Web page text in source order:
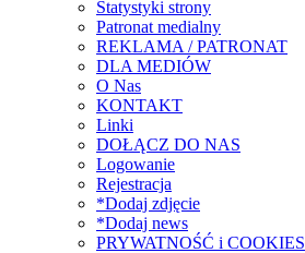
Statystyki strony
Patronat medialny
REKLAMA / PATRONAT
DLA MEDIÓW
O Nas
KONTAKT
Linki
DOŁĄCZ DO NAS
Logowanie
Rejestracja
*Dodaj zdjęcie
*Dodaj news
PRYWATNOŚĆ i COOKIES